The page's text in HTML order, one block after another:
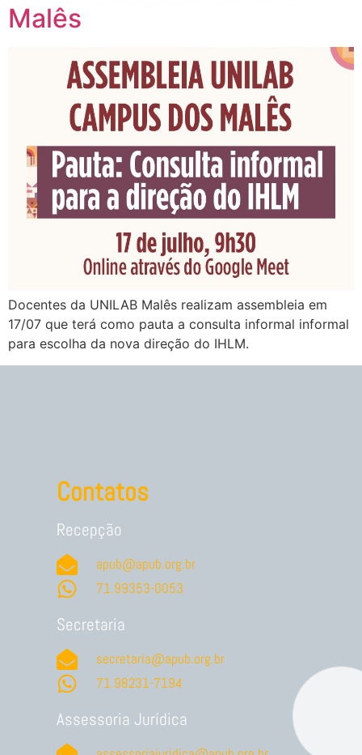
Malês
Docentes da UNILAB Malês realizam assembleia em
17/07 que terá como pauta a consulta informal informal
para escolha da nova direção do IHLM.
Contatos
Recepção
apub@apub.org.br
71.99353-0053
Secretaria
secretaria@apub.org.br
71.98231-7194
Assessoria Jurídica